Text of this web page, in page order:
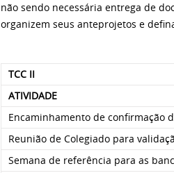
não sendo necessária entrega de
organizem seus anteprojetos e
TCC II
ATIVIDADE
Encaminhamento de confirmação
Reunião de Colegiado para
Semana de referência para as